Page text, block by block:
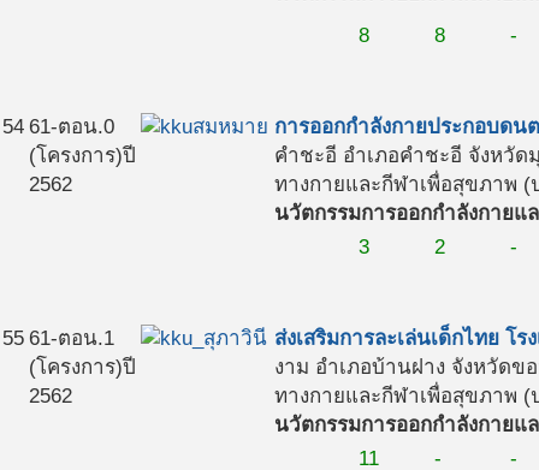
8
8 -
54 61-ตอน.0
(โครงการ)ปี
2562
การออกกำลังกายประกอบดน
คำชะอี อำเภอคำชะอี จังหวัด
ทางกายและกีฬาเพื่อสุขภาพ (
นวัตกรรมการออกกำลังกายแ
3
2 -
55 61-ตอน.1
(โครงการ)ปี
2562
ส่งเสริมการละเล่นเด็กไทย โ
งาม อำเภอบ้านฝาง จังหวัดข
ทางกายและกีฬาเพื่อสุขภาพ (
นวัตกรรมการออกกำลังกายแ
11
- -